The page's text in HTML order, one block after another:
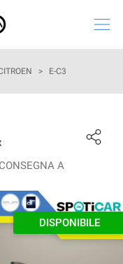
> E-C3
A
DISPONIBILE